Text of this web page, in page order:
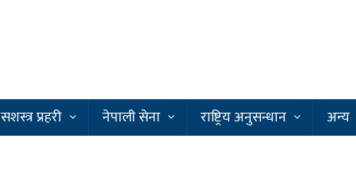
सशस्त्र प्रहरी नेपाली सेना राष्ट्रिय अनुसन्धान अन्य